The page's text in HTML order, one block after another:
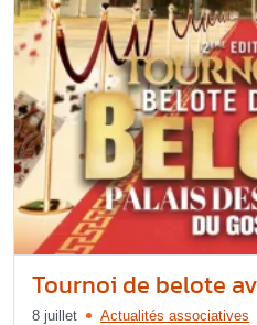
Tournoi de belote
8 juillet Actualités associatives